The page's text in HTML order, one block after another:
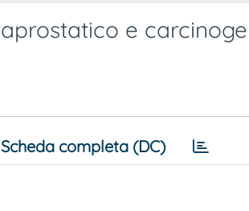
e
Scheda completa (DC)